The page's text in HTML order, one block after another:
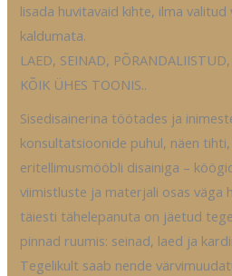
lisada huvitavaid kihte, ilma
kaldumata.
LAED, SEINAD,
KÕIK ÜHES TOONIS..
Sisedisainerina töötades ja
konsultatsioonide puhul, näen
eritellimusmööbli disainiga –
viimistluste ja materjali osas väga
täiesti tähelepanuta on jäetud
pinnad ruumis: seinad, laed ja
Tegelikult saab nende